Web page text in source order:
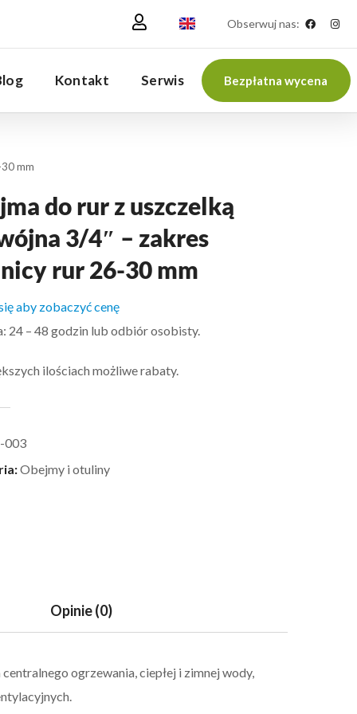
Obserwuj nas:
Kontakt Serwis Bezpłatna wycena
mm
do rur z uszczelką
3/4″ – zakres
rur 26-30 mm
aby zobaczyć cenę
24 – 48 godzin lub odbiór osobisty.
ilościach możliwe rabaty.
003
Obejmy i otuliny
Opinie (0)
ogrzewania, ciepłej i zimnej wody,